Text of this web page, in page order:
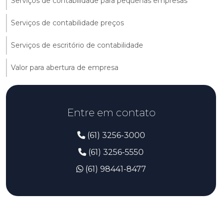
Serviços de contabilidade preços
Serviços de escritório de contabilidade
Valor para abertura de empresa
Entre em contato
(61) 3256-3000
(61) 3256-5550
(61) 98441-8477